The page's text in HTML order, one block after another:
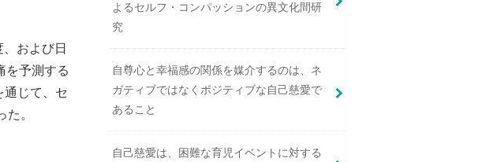
および日
を予測する
通じて、セ
。
よるセルフ・コンパッションの異文化間研
究
自尊心と幸福感の関係を媒介するのは、ネ
ガティブではなくポジティブな自己慈愛で
あること
自己慈愛は、困難な育児イベントに対する